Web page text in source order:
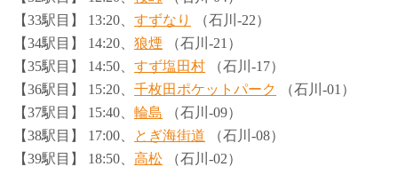
【33駅目】 13:20、 すずなり
（石川-22）
【34駅目】 14:20、 狼煙 （石川-21）
【35駅目】 14:50、 すず塩田村 （石川-17）
【36駅目】 15:20、 千枚田ポケットパーク
（石川-01）
【37駅目】 15:40、 輪島 （石川-09）
【38駅目】 17:00、
とぎ海街道 （石川-08）
【39駅目】 18:50、 高松 （石川-02）